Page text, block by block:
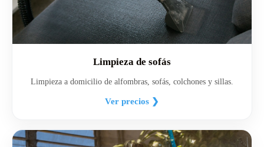
Limpieza de sofás
Limpieza a domicilio de alfombras, sofás, colchones y sillas.
Ver precios ❯